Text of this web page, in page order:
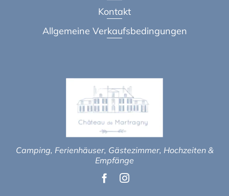
Kontakt
Allgemeine Verkaufsbedingungen
Camping, Ferienhäuser, Gästezimmer, Hochzeiten &
Empfänge